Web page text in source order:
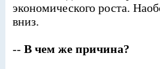
экономического роста.
вниз.
-- В чем же причина?